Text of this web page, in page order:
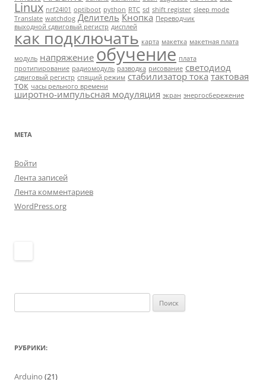
Linux nrf24l01 optiboot python RTC sd shift register sleep mode
Translate watchdog Делитель Кнопка Переводчик
выходной сдвиговый регистр дисплей
как подключать карта макетка макетная плата
модуль напряжение обучение плата
протипирование радиомодуль разводка рисование светодиод
сдвиговый регистр спящий режим стабилизатор тока тактовая
ток часы рельного времени
широтно-импульсная модуляция экран энергосбережение
МЕТА
Войти
Лента записей
Лента комментариев
WordPress.org
РУБРИКИ:
Arduino (21)